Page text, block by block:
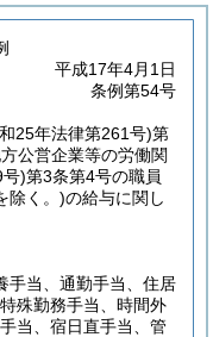
平成17年4月1日
条例第54号
25年法律第261号)第
公営企業等の労働関
)第3条第4号の職員
除く。)の給与に関し
手当、通勤手当、住居
殊勤務手当、時間外
当、宿日直手当、管